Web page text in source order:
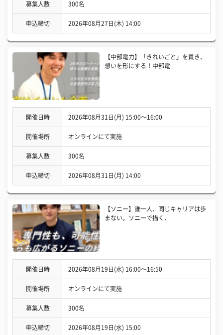
募集人数 300名
申込締切 2026年08月27日(木) 14:00
【中部電力】「きれいごと」を貫き、
想いを形にする！中部電
開催日時 2026年08月31日(月) 15:00〜16:00
開催場所 オンラインにて実施
募集人数 300名
申込締切 2026年08月31日(月) 14:00
【ソニー】誰一人、同じキャリアは歩
まない。ソニーで描く、
開催日時 2026年08月19日(水) 16:00〜16:50
開催場所 オンラインにて実施
募集人数 300名
申込締切 2026年08月19日(水) 15:00